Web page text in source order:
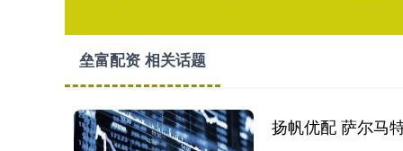
垒富配资 相关话题